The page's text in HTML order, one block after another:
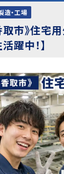
造・工場
取市》住
躍中！】